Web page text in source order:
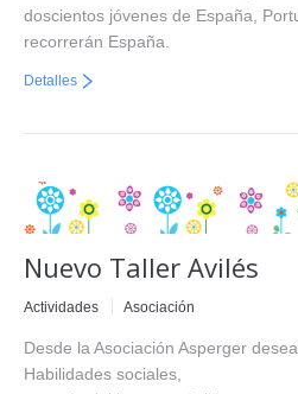
doscientos jóvenes de España,
recorrerán España.
Detalles
Nuevo Taller Avilés
Actividades Asociación
Desde la Asociación Asperger
Habilidades sociales,